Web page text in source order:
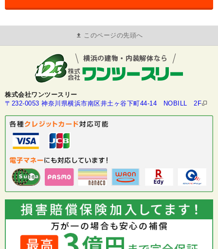
このページの先頭へ
株式会社ワンツースリー
〒232-0053 神奈川県横浜市南区井土ヶ谷下町44-14 NOBILL 2F